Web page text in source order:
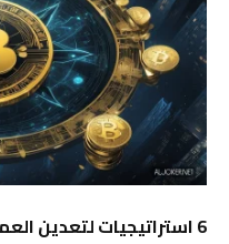
6 استراتيجيات لتعدين العملات الرقمية دون استثمار ضخم